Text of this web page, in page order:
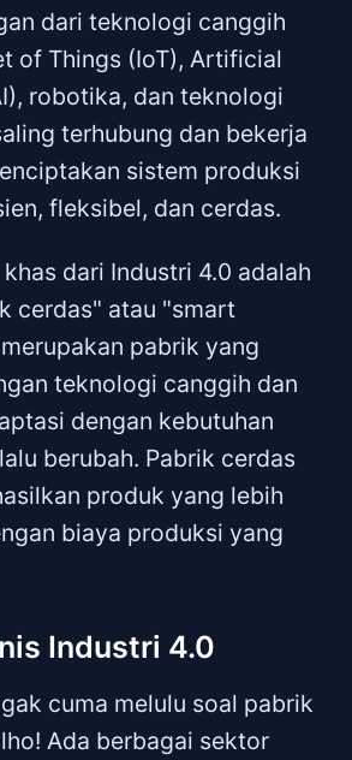
dari teknologi canggih
of Things (IoT), Artificial
robotika, dan teknologi
terhubung dan bekerja
sistem produksi
fleksibel, dan cerdas.
dari Industri 4.0 adalah
cerdas" atau "smart
pabrik yang
teknologi canggih dan
dengan kebutuhan
berubah. Pabrik cerdas
produk yang lebih
biaya produksi yang
Industri 4.0
cuma melulu soal pabrik
Ada berbagai sektor